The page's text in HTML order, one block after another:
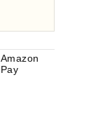
Amazon
Pay